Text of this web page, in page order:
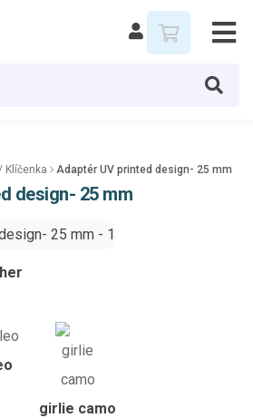
Klíčenka Adaptér UV printed design- 25 mm
design- 25 mm
girlie camo